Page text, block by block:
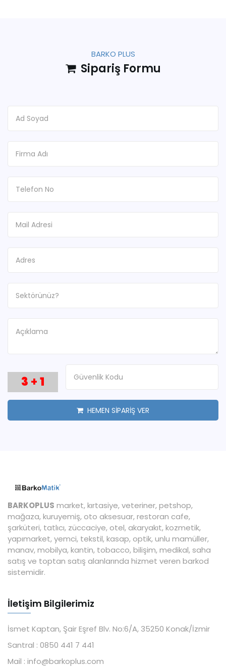
BARKO PLUS
Sipariş Formu
3 +1
HEMEN SİPARİŞ VER
BARKOPLUS market, kırtasiye, veteriner, petshop,
mağaza, kuruyemiş, oto aksesuar, restoran cafe,
şarküteri, tatlıcı, züccaciye, otel, akaryakıt, kozmetik,
yapımarket, yemci, tekstil, kasap, optik, unlu mamüller,
manav, mobilya, kantin, tobacco, bilişim, medikal, saha
satış ve toptan satış alanlarında hizmet veren barkod
sistemidir.
İletişim Bilgilerimiz
İsmet Kaptan, Şair Eşref Blv. No:6/A, 35250 Konak/İzmir
Santral : 0850 441 7 441
Mail : info@barkoplus.com